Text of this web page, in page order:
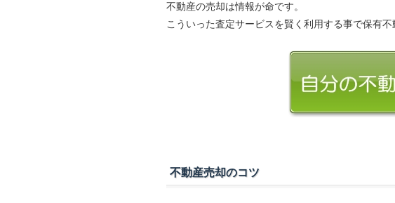
不動産の売却は情報が命です。
こういった査定サービスを賢く利用する事で保有
不動産売却のコツ